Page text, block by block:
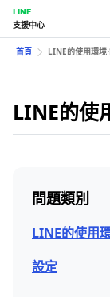
LINE
支援中心
首頁 LINE的使用環境
LINE的使
問題類別
LINE的使用
設定